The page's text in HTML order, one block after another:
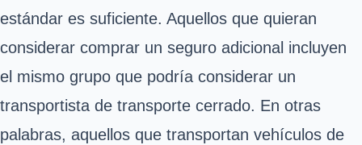
estándar es suficiente. Aquellos que quieran
considerar comprar un seguro adicional incluyen
el mismo grupo que podría considerar un
transportista de transporte cerrado. En otras
palabras, aquellos que transportan vehículos de